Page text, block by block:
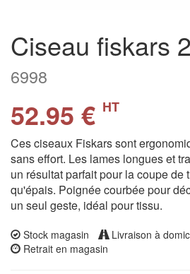
Ciseau fiskars
6998
52.95 € HT
Ces ciseaux Fiskars sont
sans effort. Les lames longues et
un résultat parfait pour la coupe de
qu'épais. Poignée courbée pour
un seul geste, idéal pour tissu.
Stock magasin
Livraison à
Retrait en magasin